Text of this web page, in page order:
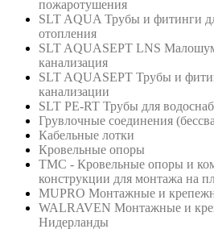
пожаротушения
SLT AQUA Трубы и фитинги
отопления
SLT AQUASEPT LNS
канализация
SLT AQUASEPT Трубы и
канализации
SLT PE-RT Трубы для
Грувлочные соединения
Кабельные лотки
Кровельные опоры
ТМС - Кровельные опоры и
конструкции для монтажа на
MUPRO Монтажные и
WALRAVEN Монтажные и
Нидерланды